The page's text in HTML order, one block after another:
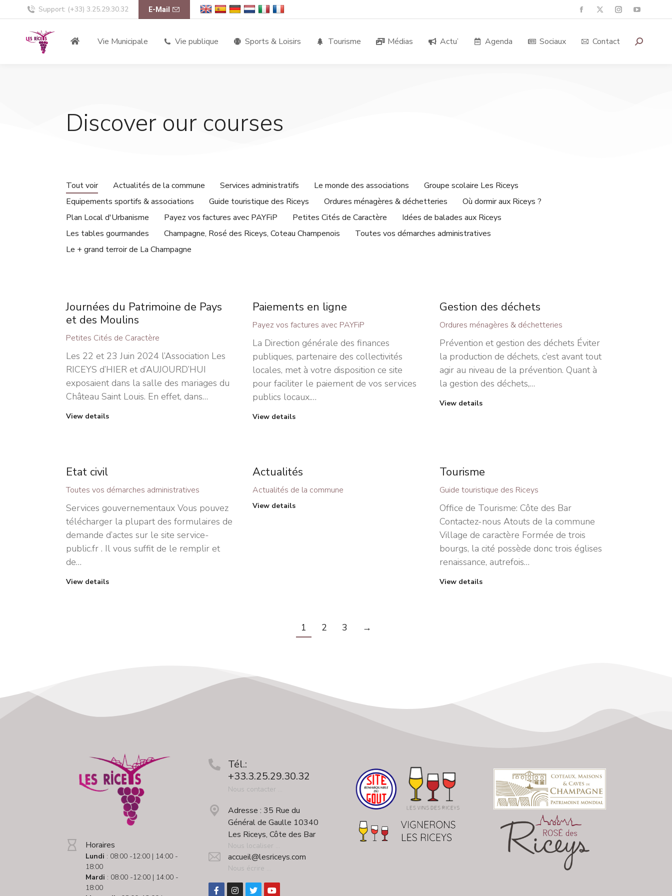
Support: (+33) 3.25.29.30.32 E-Mail
Vie Municipale Vie publique Sports & Loisirs Tourisme Médias Actu’ Agenda Sociaux Contact
Discover our courses
Tout voir Actualités de la commune Services administratifs Le monde des associations
Groupe scolaire Les Riceys
Equipements sportifs & associations
Guide touristique des Riceys Ordures ménagères & déchetteries
Où dormir aux Riceys ?
Plan Local d'Urbanisme
Payez vos factures avec PAYFiP Petites Cités de Caractère
Idées de balades aux Riceys
Les tables gourmandes
Champagne, Rosé des Riceys, Coteau Champenois
Toutes vos démarches administratives
Le + grand terroir de La Champagne
Journées du Patrimoine de Pays
et des Moulins
Petites Cités de Caractère
Les 22 et 23 Juin 2024 l’Association Les
RICEYS d’HIER et d’AUJOURD’HUI
exposaient dans la salle des mariages du
Château Saint Louis. En effet, dans…
View details
Paiements en ligne
Payez vos factures avec PAYFiP
La Direction générale des finances
publiques, partenaire des collectivités
locales, met à votre disposition ce site
pour faciliter le paiement de vos services
publics locaux.…
View details
Gestion des déchets
Ordures ménagères & déchetteries
Prévention et gestion des déchets Éviter
la production de déchets, c’est avant tout
agir au niveau de la prévention. Quant à
la gestion des déchets,…
View details
Etat civil
Toutes vos démarches administratives
Services gouvernementaux Vous pouvez
télécharger la plupart des formulaires de
demande d’actes sur le site service-
public.fr . Il vous suffit de le remplir et
de…
View details
Actualités
Actualités de la commune
View details
Tourisme
Guide touristique des Riceys
Office de Tourisme: Côte des Bar
Contactez-nous Atouts de la commune
Village de caractère Formée de trois
bourgs, la cité possède donc trois églises
renaissance, autrefois…
View details
1 2 3 →
Horaires
Lundi : 08:00 -12:00 | 14:00 -
18:00
Mardi : 08:00 -12:00 | 14:00 -
18:00
Tél.:
+33.3.25.29.30.32
Nous contacter ...
Adresse : 35 Rue du
Général de Gaulle 10340
Les Riceys, Côte des Bar
Nous localiser ...
accueil@lesriceys.com
Nous écrire ...